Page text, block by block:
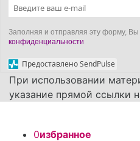
Заполняя и отправляя эту форму, Вы
конфиденциальности
Предоставлено SendPulse
При использовании
указание прямой ссылки
0избранное